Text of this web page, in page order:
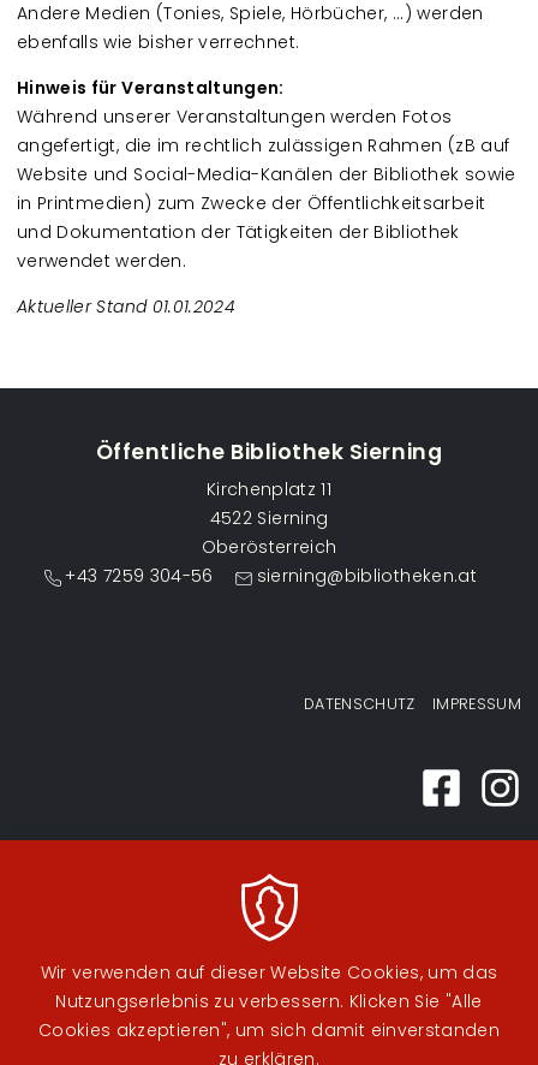
Andere Medien (Tonies, Spiele, Hörbücher, ...) werden
ebenfalls wie bisher verrechnet.
Hinweis für Veranstaltungen:
Während unserer Veranstaltungen werden Fotos
angefertigt, die im rechtlich zulässigen Rahmen (zB auf
Website und Social-Media-Kanälen der Bibliothek sowie
in Printmedien) zum Zwecke der Öffentlichkeitsarbeit
und Dokumentation der Tätigkeiten der Bibliothek
verwendet werden.
Aktueller Stand 01.01.2024
Öffentliche Bibliothek Sierning
Kirchenplatz 11
4522 Sierning
Oberösterreich
+43 7259 304-56
sierning@bibliotheken.at
DATENSCHUTZ IMPRESSUM
Wir verwenden auf dieser Website Cookies, um das
Nutzungserlebnis zu verbessern. Klicken Sie "Alle
Cookies akzeptieren", um sich damit einverstanden
zu erklären.